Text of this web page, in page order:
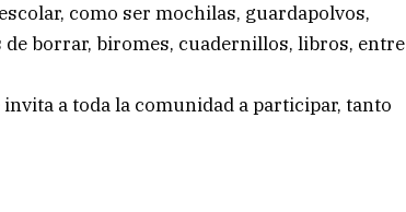
como ser mochilas, guardapolvos,
borrar, biromes, cuadernillos, libros, entre
a toda la comunidad a participar, tanto